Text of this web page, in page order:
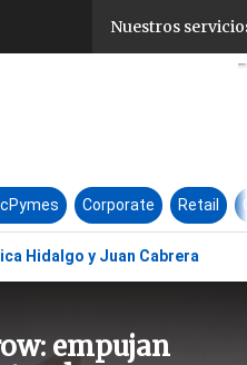
Nuestros
Corporate Retail
Hidalgo y Juan Cabrera
empujan